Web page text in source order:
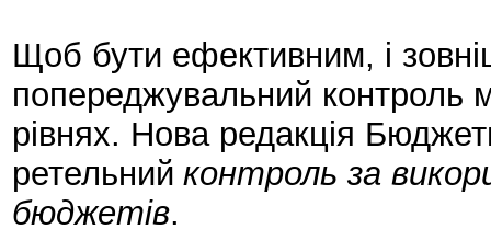
Щоб бути ефективним, і
попереджувальний контроль
рівнях. Нова редакція
ретельний контроль за
бюджетів.